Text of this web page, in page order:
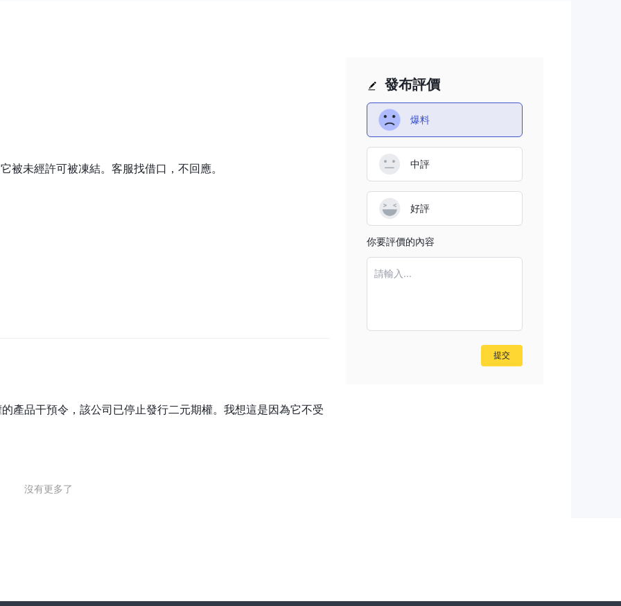
可在金融市場上交易的有形商品或原材料。HighLow 提供交易者交易黃
需求。
。这些灵活的存款选项旨在为所有用户提供便利和便捷，无论他们的财务能
被未經許可被凍結。客服找借口，不回應。
產品干預令，該公司已停止發行二元期權。我想這是因為它不受
沒有更多了
發布評價
爆料
中評
好評
你要評價的內容
請輸入...
提交